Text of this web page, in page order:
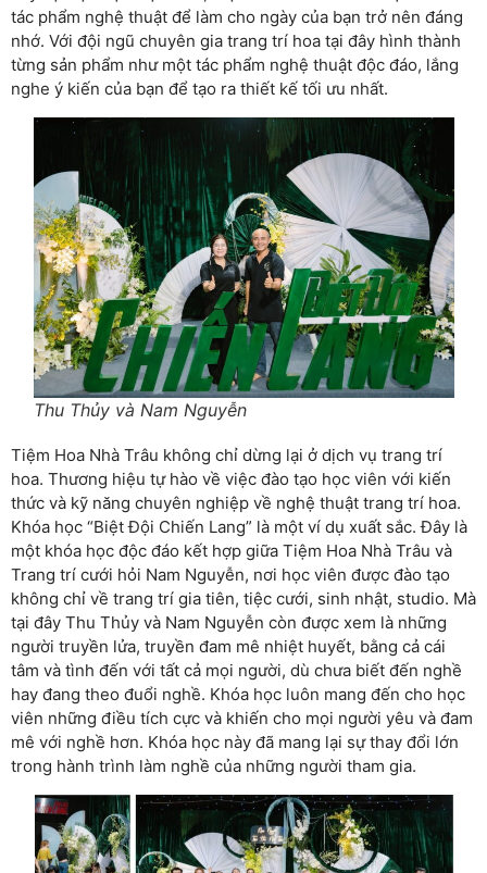
tác phẩm nghệ thuật để làm cho ngày của bạn trở nên đáng
nhớ. Với đội ngũ chuyên gia trang trí hoa tại đây hình thành
từng sản phẩm như một tác phẩm nghệ thuật độc đáo, lắng
nghe ý kiến của bạn để tạo ra thiết kế tối ưu nhất.
Thu Thủy và Nam Nguyễn
Tiệm Hoa Nhà Trâu không chỉ dừng lại ở dịch vụ trang trí
hoa. Thương hiệu tự hào về việc đào tạo học viên với kiến
thức và kỹ năng chuyên nghiệp về nghệ thuật trang trí hoa.
Khóa học “Biệt Đội Chiến Lang” là một ví dụ xuất sắc. Đây là
một khóa học độc đáo kết hợp giữa Tiệm Hoa Nhà Trâu và
Trang trí cưới hỏi Nam Nguyễn, nơi học viên được đào tạo
không chỉ về trang trí gia tiên, tiệc cưới, sinh nhật, studio. Mà
tại đây Thu Thủy và Nam Nguyễn còn được xem là những
người truyền lửa, truyền đam mê nhiệt huyết, bằng cả cái
tâm và tình đến với tất cả mọi người, dù chưa biết đến nghề
hay đang theo đuổi nghề. Khóa học luôn mang đến cho học
viên những điều tích cực và khiến cho mọi người yêu và đam
mê với nghề hơn. Khóa học này đã mang lại sự thay đổi lớn
trong hành trình làm nghề của những người tham gia.